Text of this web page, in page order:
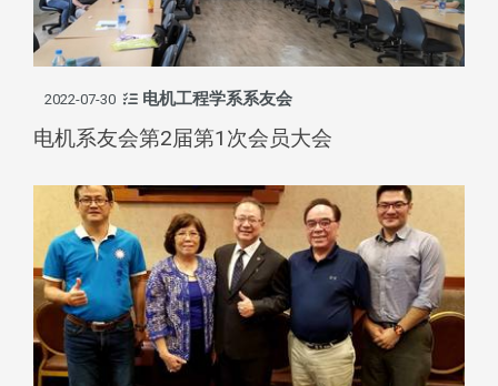
2022-07-30 电机工程学系系友会
电机系友会第2届第1次会员大会